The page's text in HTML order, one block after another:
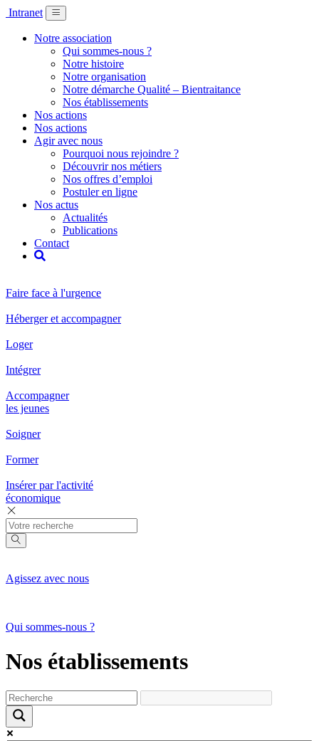
Intranet
Notre association
Qui sommes-nous ?
Notre histoire
Notre organisation
Notre démarche Qualité – Bientraitance
Nos établissements
Nos actions
Nos actions
Agir avec nous
Pourquoi nous rejoindre ?
Découvrir nos métiers
Nos offres d’emploi
Postuler en ligne
Nos actus
Actualités
Publications
Contact
Faire face à l'urgence
Héberger et accompagner
Loger
Intégrer
Accompagner
les jeunes
Soigner
Former
Insérer par l'activité
économique
Agissez avec nous
Qui sommes-nous ?
Nos établissements